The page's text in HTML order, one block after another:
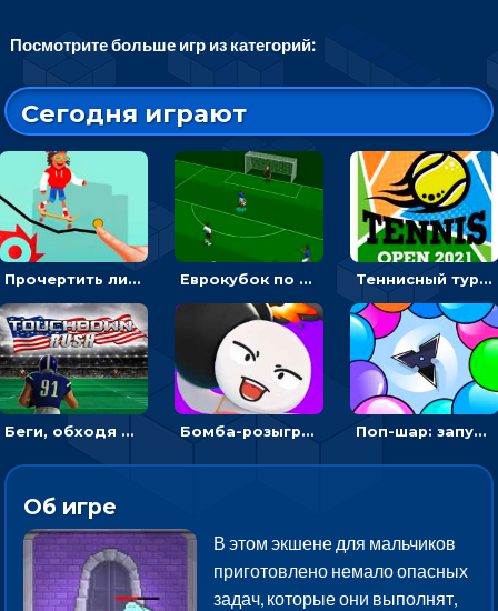
Посмотрите больше игр из категорий:
Сегодня играют
Прочертить линию, чтобы проехать на скейте, через преграды к финишу - для мальчиков Еврокубок по футболу 2021 в 3D: пасуй мяч и бей по воротам соперника Теннисный турнир: подавать или отбивать шарик ракеткой
Беги, обходя соперников и собирай бонусы - американский футбол Бомба-розыгрыш: передавай и беги – 3D гиперказуалка Поп-шар: запускать колючку, чтобы лопать воздушные шарики
Об игре
В этом экшене для мальчиков
приготовлено немало опасных
задач, которые они выполнят,